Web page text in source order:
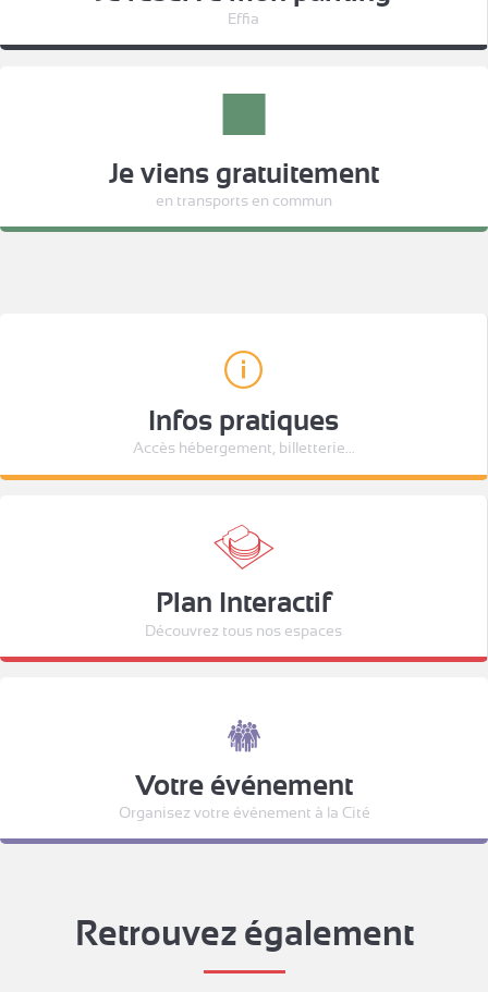
Effia
Je viens gratuitement
en transports en commun
Infos pratiques
Accès hébergement, billetterie...
Plan Interactif
Découvrez tous nos espaces
Votre événement
Organisez votre événement à la Cité
Retrouvez également